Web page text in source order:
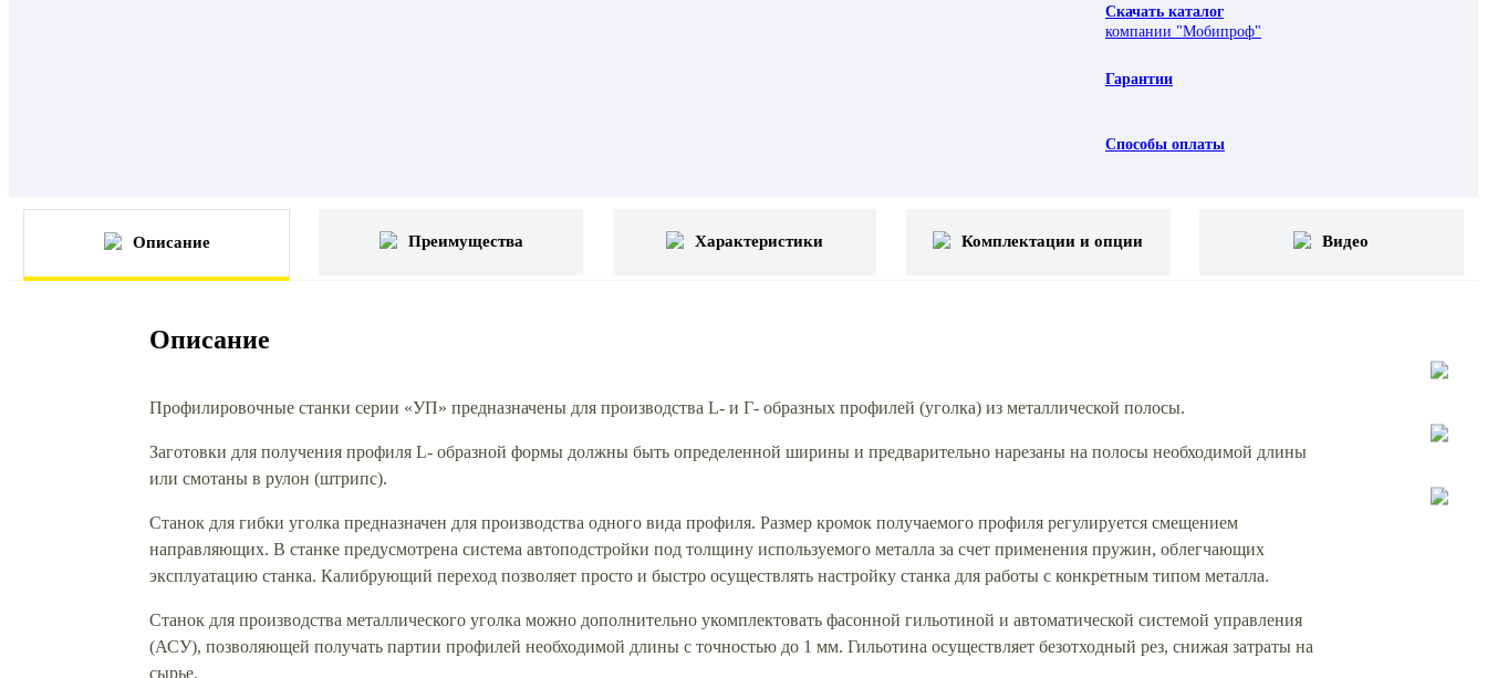
Скачать каталог
компании "Мобипроф"
Гарантии
Способы оплаты
Описание Преимущества Характеристики Комплектации и опции Видео
Описание
Профилировочные станки серии «УП» предназначены для производства L- и Г- образных профилей (уголка) из металлической полосы.
Заготовки для получения профиля L- образной формы должны быть определенной ширины и предварительно нарезаны на полосы необходимой длины
или смотаны в рулон (штрипс).
Станок для гибки уголка предназначен для производства одного вида профиля. Размер кромок получаемого профиля регулируется смещением
направляющих. В станке предусмотрена система автоподстройки под толщину используемого металла за счет применения пружин, облегчающих
эксплуатацию станка. Калибрующий переход позволяет просто и быстро осуществлять настройку станка для работы с конкретным типом металла.
Станок для производства металлического уголка можно дополнительно укомплектовать фасонной гильотиной и автоматической системой управления
(АСУ), позволяющей получать партии профилей необходимой длины с точностью до 1 мм. Гильотина осуществляет безотходный рез, снижая затраты на
сырье.